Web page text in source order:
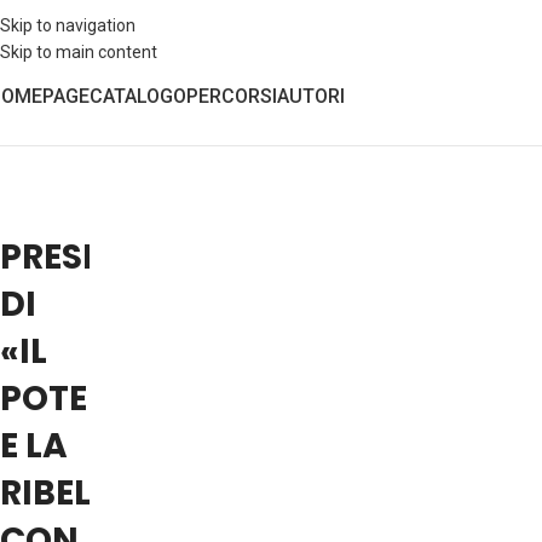
Skip to navigation
Skip to main content
CATALOGOPERCORSIAUTORI
PRESENTAZIONE
DI
«IL
POTERE
E LA
RIBELLE»